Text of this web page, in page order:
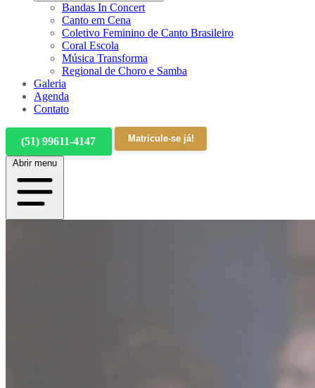
Bandas In Concert
Canto em Cena
Coletivo Feminino de Canto Brasileiro
Coral Escola
Música Transforma
Regional de Choro e Samba
Galeria
Agenda
Contato
(51) 99611-4147 Matricule-se já!
Abrir menu